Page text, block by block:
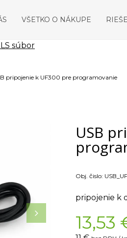
VŠETKO O NÁKUPE
súbor
pripojenie k UF300 pre programovanie
USB
Obj. čislo:
pripojenie k
13,53